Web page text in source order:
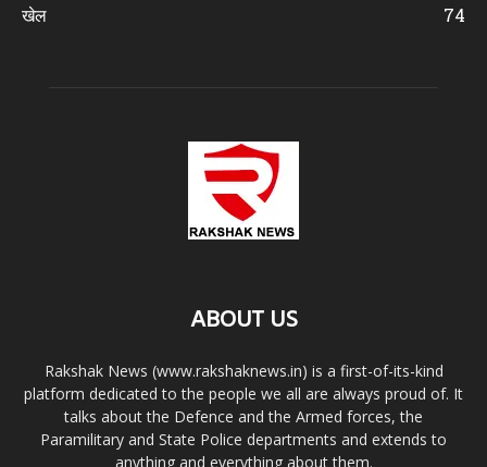
खेल
74
ABOUT US
Rakshak News (www.rakshaknews.in) is a first-of-its-kind
platform dedicated to the people we all are always proud of. It
talks about the Defence and the Armed forces, the
Paramilitary and State Police departments and extends to
anything and everything about them.